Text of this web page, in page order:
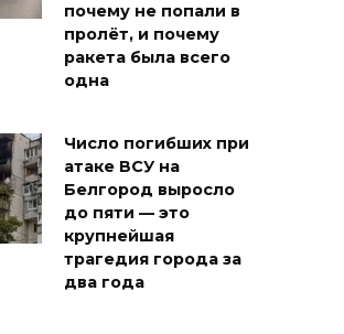
почему не попали в
пролёт, и почему
ракета была всего
одна
Число погибших при
атаке ВСУ на
Белгород выросло
до пяти — это
крупнейшая
трагедия города за
два года